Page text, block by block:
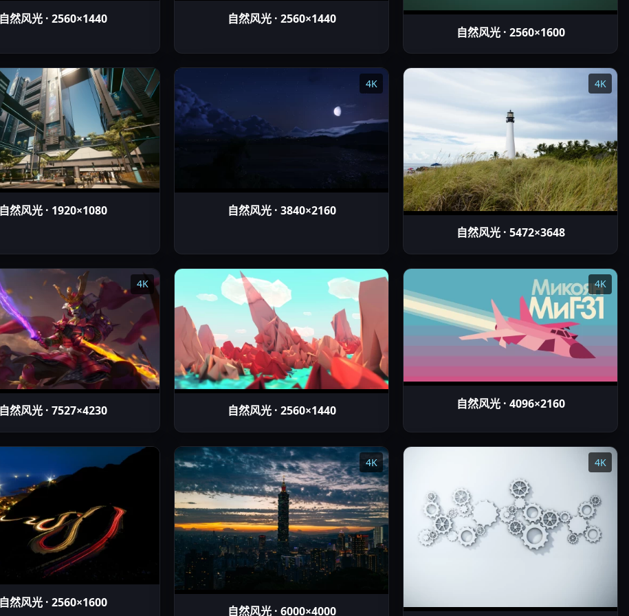
自然风光 · 2560×1440
自然风光 · 2560×1440
自然风光 · 2560×1600
自然风光 · 1920×1080
4K
自然风光 · 3840×2160
4K
自然风光 · 5472×3648
4K
自然风光 · 7527×4230 自然风光 · 2560×1440
4K
自然风光 · 4096×2160
自然风光 · 2560×1600
4K
自然风光 · 6000×4000
4K